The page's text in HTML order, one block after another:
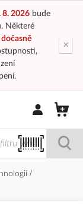
8. 2026bude
Některé
×
Přihlásit/